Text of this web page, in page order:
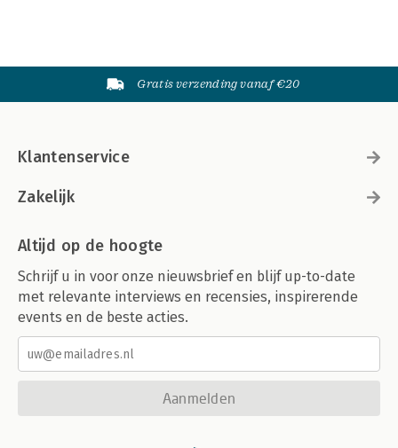
Gratis verzending vanaf €20
Klantenservice
Zakelijk
Altijd op de hoogte
Schrijf u in voor onze nieuwsbrief en blijf up-to-date
met relevante interviews en recensies, inspirerende
events en de beste acties.
Aanmelden